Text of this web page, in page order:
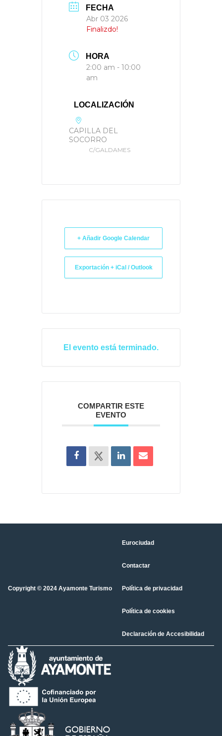
FECHA
Abr 03 2026
Finalizdo!
HORA
2:00 am - 10:00
am
LOCALIZACIÓN
CAPILLA DEL
SOCORRO
C/GALDAMES
+ Añadir Google Calendar
Exportación + iCal / Outlook
El evento está terminado.
COMPARTIR ESTE
EVENTO
Copyright © 2024 Ayamonte Turismo
Eurociudad
Contactar
Política de privacidad
Política de cookies
Declaración de Accesibilidad